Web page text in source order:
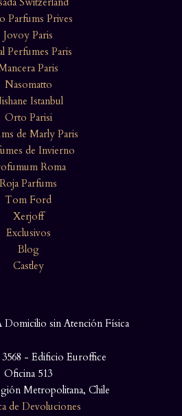
Switzerland
Parfums Prives
Jovoy Paris
Perfumes Paris
Paris
Nasomatto
Istanbul
Orto Parisi
de Marly Paris
de Invierno
Roma
Roja Parfums
Tom Ford
Xerjoff
Exclusivos
Blog
Castley
Domicilio sin Atención Física
- Edificio Euroffice
Oficina 513
Metropolitana, Chile
de Devoluciones